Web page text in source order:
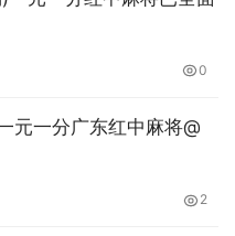
0
元一分广东红中麻将@
2